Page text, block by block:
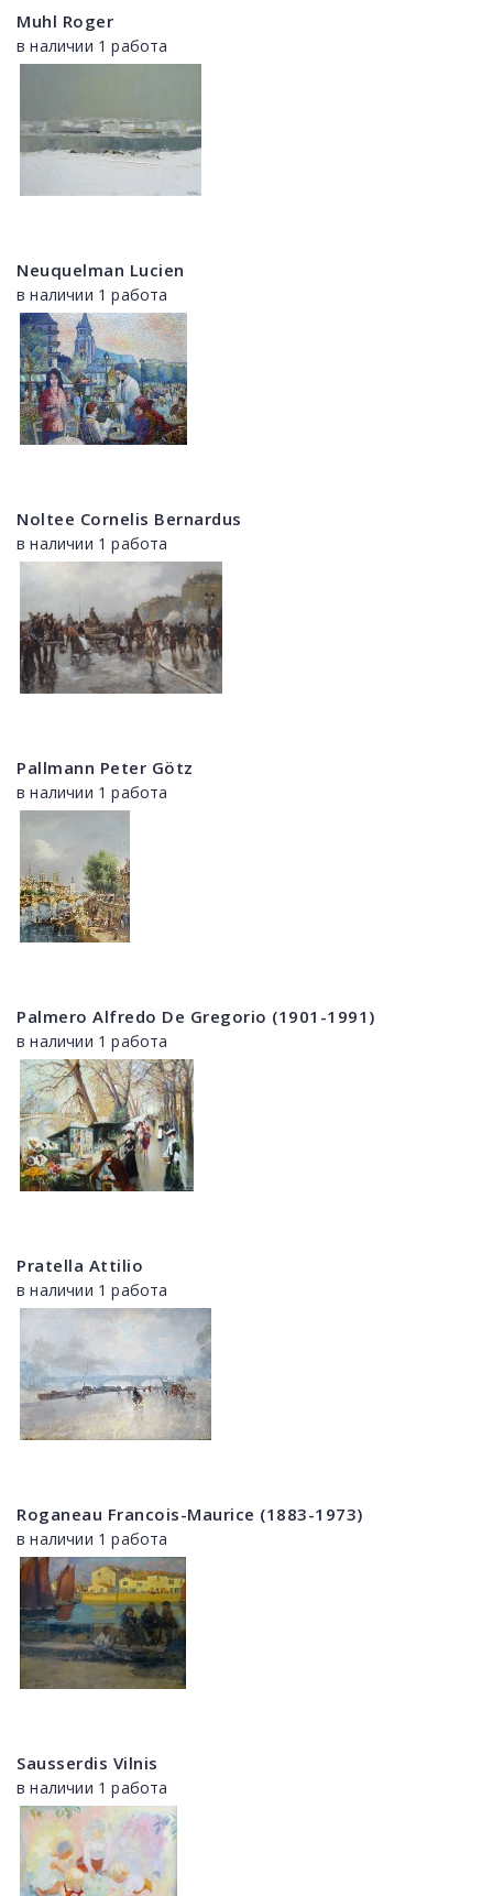
Muhl Roger
в наличии 1 работа
Neuquelman Lucien
в наличии 1 работа
Noltee Cornelis Bernardus
в наличии 1 работа
Pallmann Peter Götz
в наличии 1 работа
Palmero Alfredo De Gregorio (1901-1991)
в наличии 1 работа
Pratella Attilio
в наличии 1 работа
Roganeau Francois-Maurice (1883-1973)
в наличии 1 работа
Sausserdis Vilnis
в наличии 1 работа